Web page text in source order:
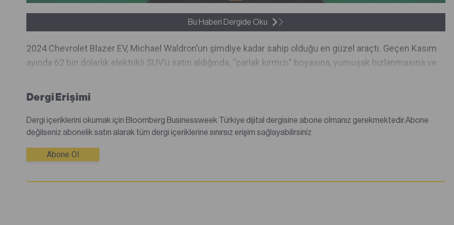
Bu Haberi Dergide Oku
2024 Chevrolet Blazer EV, Michael Waldron’un şimdiye kadar sahip olduğu en güzel araçtı. Geçen Kasım
ayında 62 bin dolarlık elektrikli SUV’u satın aldığında, “parlak kırmızı” boyasına, yumuşak hızlanmasına ve
Dergi Erişimi
Dergi içeriklerini okumak için Bloomberg Businessweek Türkiye dijital dergisine abone olmanız gerekmektedir.Abone
değilseniz abonelik satın alarak tüm dergi içeriklerine sınırsız erişim sağlayabilirsiniz
Abone Ol